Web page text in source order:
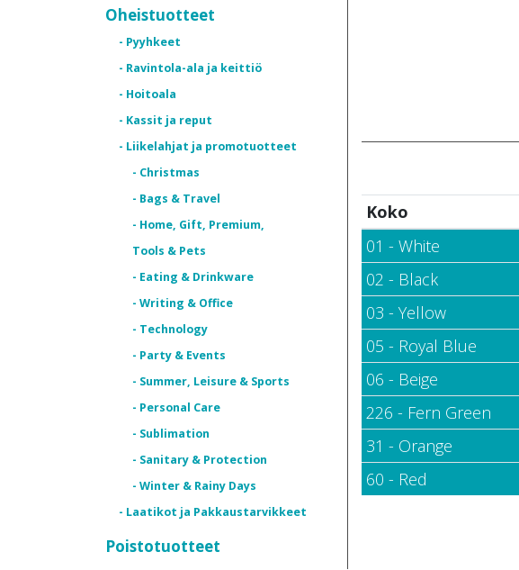
Oheistuotteet
- Pyyhkeet
- Ravintola-ala ja keittiö
- Hoitoala
- Kassit ja reput
- Liikelahjat ja promotuotteet
- Christmas
- Bags & Travel
- Home, Gift, Premium,
Tools & Pets
- Eating & Drinkware
- Writing & Office
- Technology
- Party & Events
- Summer, Leisure & Sports
- Personal Care
- Sublimation
- Sanitary & Protection
- Winter & Rainy Days
- Laatikot ja Pakkaustarvikkeet
Poistotuotteet
Koko
01 - White
02 - Black
03 - Yellow
05 - Royal Blue
06 - Beige
226 - Fern Green
31 - Orange
60 - Red